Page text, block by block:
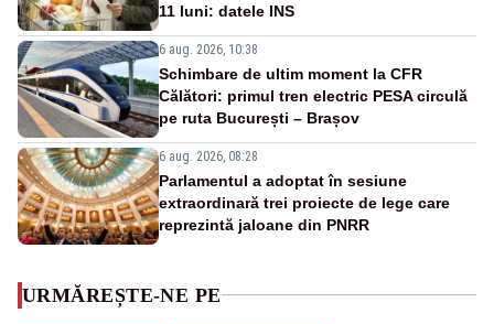
11 luni: datele INS
6 aug. 2026, 10:38
Schimbare de ultim moment la CFR
Călători: primul tren electric PESA circulă
pe ruta București – Brașov
6 aug. 2026, 08:28
Parlamentul a adoptat în sesiune
extraordinară trei proiecte de lege care
reprezintă jaloane din PNRR
URMĂREȘTE-NE PE